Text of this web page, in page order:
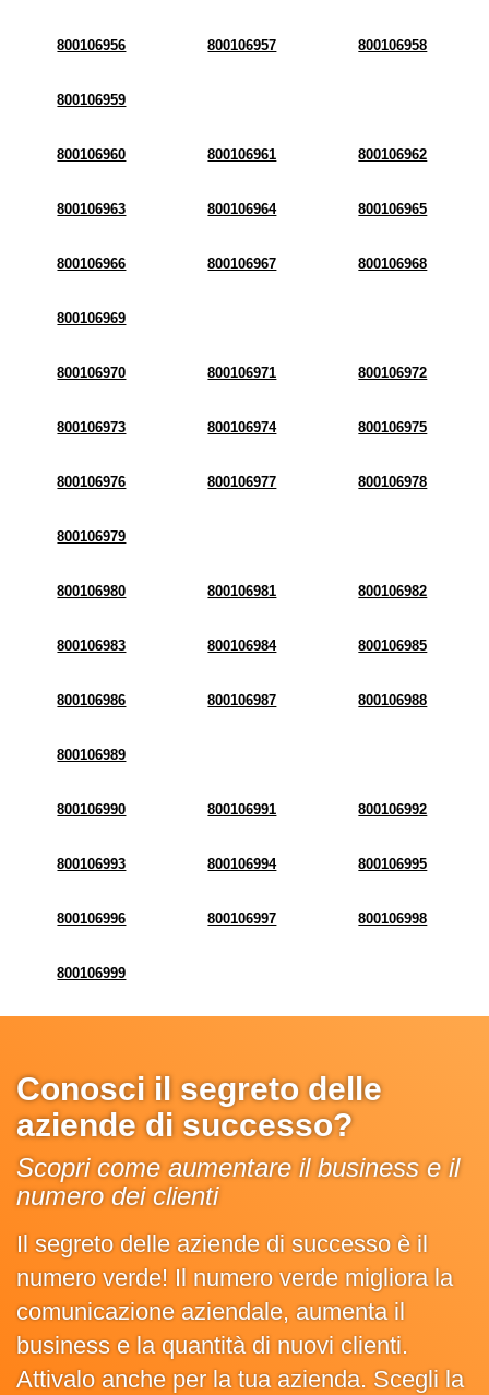
800106956 800106957 800106958
800106959
800106960 800106961 800106962
800106963 800106964 800106965
800106966 800106967 800106968
800106969
800106970 800106971 800106972
800106973 800106974 800106975
800106976 800106977 800106978
800106979
800106980 800106981 800106982
800106983 800106984 800106985
800106986 800106987 800106988
800106989
800106990 800106991 800106992
800106993 800106994 800106995
800106996 800106997 800106998
800106999
Conosci il segreto delle
aziende di successo?
Scopri come aumentare il business e il
numero dei clienti
Il segreto delle aziende di successo è il
numero verde! Il numero verde migliora la
comunicazione aziendale, aumenta il
business e la quantità di nuovi clienti.
Attivalo anche per la tua azienda. Scegli la